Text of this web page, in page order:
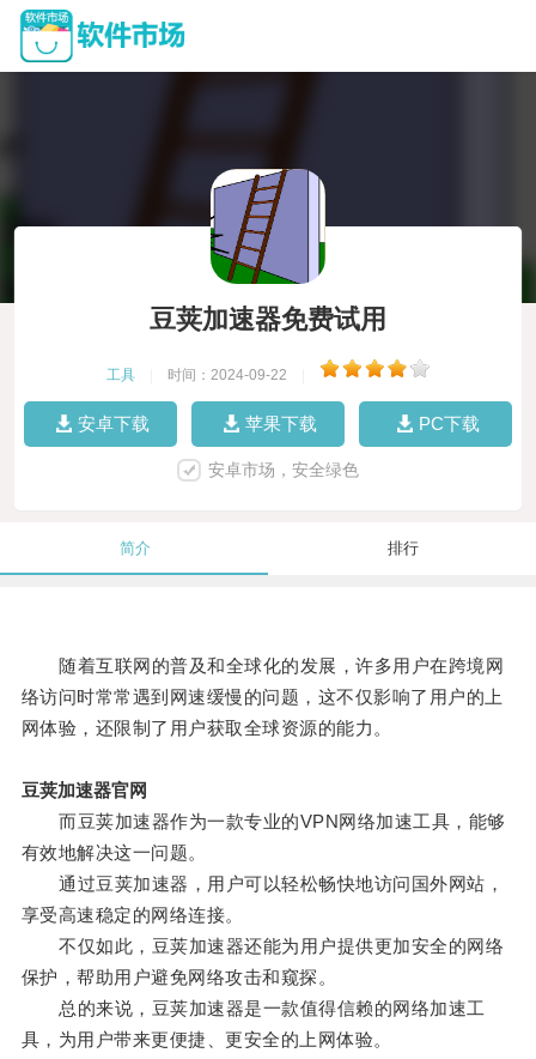
豆荚加速器免费试用
工具 时间：2024-09-22
安卓下载 苹果下载 PC下载
安卓市场，安全绿色
简介 排行
随着互联网的普及和全球化的发展，许多用户在跨境网
络访问时常常遇到网速缓慢的问题，这不仅影响了用户的上
网体验，还限制了用户获取全球资源的能力。
豆荚加速器官网
而豆荚加速器作为一款专业的VPN网络加速工具，能够
有效地解决这一问题。
通过豆荚加速器，用户可以轻松畅快地访问国外网站，
享受高速稳定的网络连接。
不仅如此，豆荚加速器还能为用户提供更加安全的网络
保护，帮助用户避免网络攻击和窥探。
总的来说，豆荚加速器是一款值得信赖的网络加速工
具，为用户带来更便捷、更安全的上网体验。